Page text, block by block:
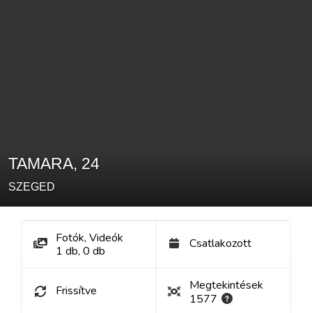
TAMARA, 24
SZEGED
Fotók, Videók
1 db, 0 db Csatlakozott
Frissítve
Megtekintések
1577